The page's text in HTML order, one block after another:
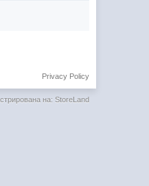
Privacy Policy
на: StoreLand